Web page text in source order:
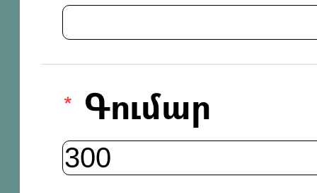
Գումար